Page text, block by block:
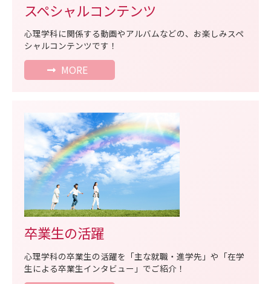
スペシャルコンテンツ
心理学科に関係する動画やアルバムなどの、お楽しみスペ
シャルコンテンツです！
MORE
卒業生の活躍
心理学科の卒業生の活躍を「主な就職・進学先」や「在学
生による卒業生インタビュー」でご紹介！